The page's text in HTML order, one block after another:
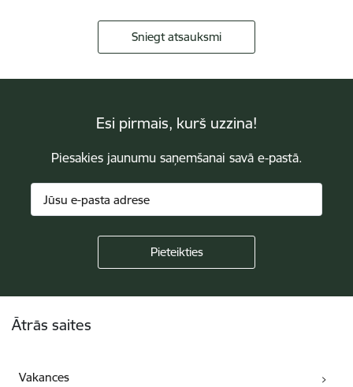
Sniegt atsauksmi
Esi pirmais, kurš uzzina!
Piesakies jaunumu saņemšanai savā e-pastā.
Ātrās saites
Vakances